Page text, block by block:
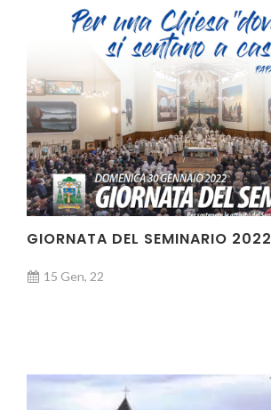
GIORNATA DEL SEMINARIO 2022
15 Gen, 22